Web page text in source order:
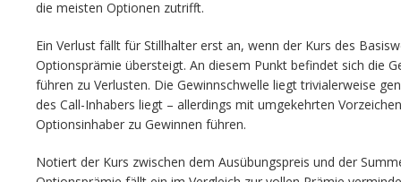
die meisten Optionen zutrifft.
Ein Verlust fällt für Stillhalter erst an, wenn der Kurs des
Optionsprämie übersteigt. An diesem Punkt befindet sich die
führen zu Verlusten. Die Gewinnschwelle liegt trivialerweise
des Call-Inhabers liegt – allerdings mit umgekehrten
Optionsinhaber zu Gewinnen führen.
Notiert der Kurs zwischen dem Ausübungspreis und der